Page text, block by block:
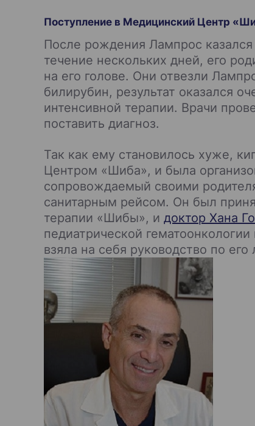
Поступление в Медицинский Центр
После рождения Лампрос
течение нескольких дней, его
на его голове. Они отвезли
билирубин, результат оказался
интенсивной терапии. Врачи
поставить диагноз.
Так как ему становилось хуже,
Центром «Шиба», и была
сопровождаемый своими
санитарным рейсом. Он был
терапии «Шибы», и доктор Хана
педиатрической
взяла на себя руководство по его